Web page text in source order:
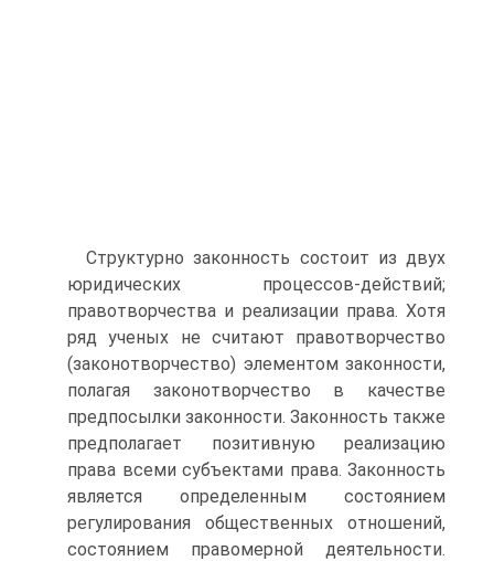
Структурно законность состоит из двух
юридических процессов-действий;
правотворчества и реализации права. Хотя
ряд ученых не считают правотворчество
(законотворчество) элементом законности,
полагая законотворчество в качестве
предпосылки законности. Законность также
предполагает позитивную реализацию
права всеми субъектами права. Законность
является определенным состоянием
регулирования общественных отношений,
состоянием правомерной деятельности.